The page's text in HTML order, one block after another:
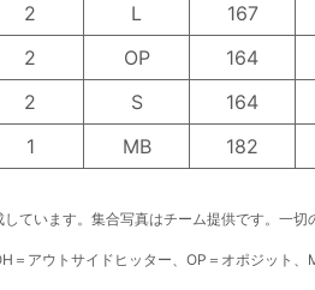
2 L 167
2 OP 164
2 S 164
1 MB 182
ています。 集合写真はチーム提供です。一切
＝アウトサイドヒッター、OP＝オポジット